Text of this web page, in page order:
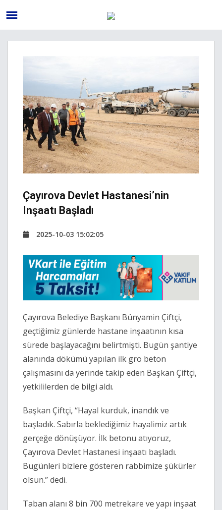
Çayırova Devlet Hastanesi’nin
Inşaatı Başladı
2025-10-03 15:02:05
Çayırova Belediye Başkanı Bünyamin Çiftçi,
geçtiğimiz günlerde hastane inşaatının kısa
sürede başlayacağını belirtmişti. Bugün şantiye
alanında dökümü yapılan ilk gro beton
çalışmasını da yerinde takip eden Başkan Çiftçi,
yetkililerden de bilgi aldı.
Başkan Çiftçi, “Hayal kurduk, inandık ve
başladık. Sabırla beklediğimiz hayalimiz artık
gerçeğe dönüşüyor. İlk betonu atıyoruz,
Çayırova Devlet Hastanesi inşaatı başladı.
Bugünleri bizlere gösteren rabbimize şükürler
olsun.” dedi.
Taban alanı 8 bin 700 metrekare ve yapı inşaat